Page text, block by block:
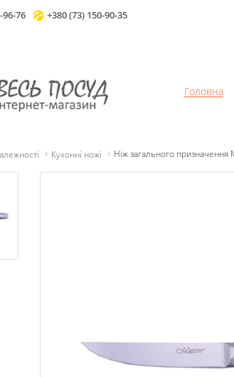
96-76 +380 (73) 150-90-35
Головна
Кухонні ножі Ніж загального